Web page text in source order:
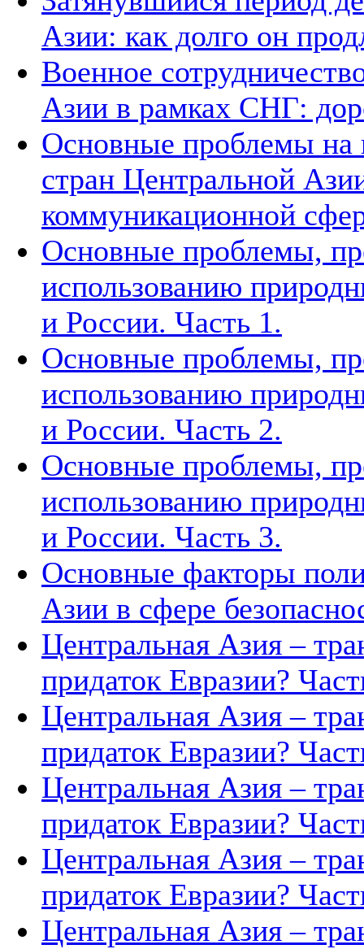
Азии: как долго он
Военное
Азии в рамках СНГ:
Основные проблемы на
стран Центральной
коммуникационной
Основные проблемы,
использованию
и России. Часть 1.
Основные проблемы,
использованию
и России. Часть 2.
Основные проблемы,
использованию
и России. Часть 3.
Основные факторы
Азии в сфере
Центральная Азия –
придаток Евразии?
Центральная Азия –
придаток Евразии?
Центральная Азия –
придаток Евразии?
Центральная Азия –
придаток Евразии?
Центральная Азия –